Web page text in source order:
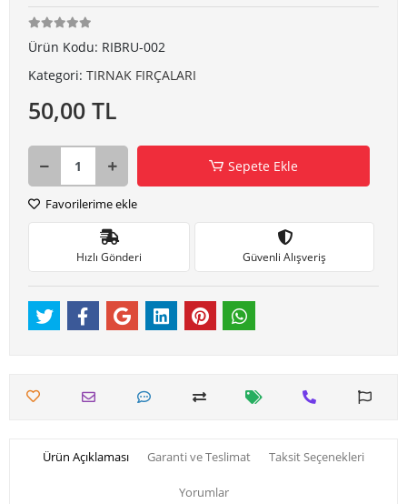
Ürün Kodu: RIBRU-002
Kategori: TIRNAK FIRÇALARI
50,00 TL
Sepete Ekle
Favorilerime ekle
Hızlı Gönderi Güvenli Alışveriş
Ürün Açıklaması Garanti ve Teslimat Taksit Seçenekleri
Yorumlar